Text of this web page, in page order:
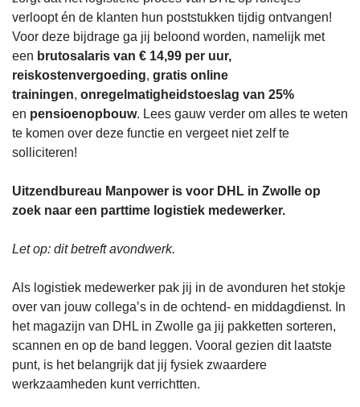
verloopt én de klanten hun poststukken tijdig ontvangen!
Voor deze bijdrage ga jij beloond worden, namelijk met
een brutosalaris van € 14,99 per uur,
reiskostenvergoeding, gratis online
trainingen, onregelmatigheidstoeslag van 25%
en pensioenopbouw. Lees gauw verder om alles te weten
te komen over deze functie en vergeet niet zelf te
solliciteren!
Uitzendbureau Manpower is voor DHL in Zwolle op
zoek naar een parttime logistiek medewerker.
Let op: dit betreft avondwerk.
Als logistiek medewerker pak jij in de avonduren het stokje
over van jouw collega’s in de ochtend- en middagdienst. In
het magazijn van DHL in Zwolle ga jij pakketten sorteren,
scannen en op de band leggen. Vooral gezien dit laatste
punt, is het belangrijk dat jij fysiek zwaardere
werkzaamheden kunt verrichtten.